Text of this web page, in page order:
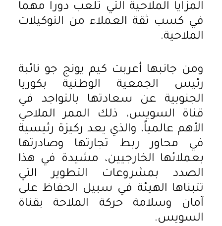
المزايا الملاحية التي تلعب دوراً مهماً
في كسب ثقة العملاء من التوكيلات
الملاحية.
ومن جانبها أعربت كيم يونج جو نائبة
رئيس الجمعية الوطنية بكوريا
الجنوبية عن سعادتها بالتواجد في
قناة السويس، ذلك الممر الملاحي
الأهم عالمياً، والذي يعد ركيزة رئيسية
في محاور ربط تجارتها وصادرتها
بعملائها الخارجيين، مشيدة في هذا
الصدد بمشروعات التطوير التي
تتبناها الهيئة في سبيل الحفاظ على
آمان وسلامة حركة الملاحة بقناة
السويس.